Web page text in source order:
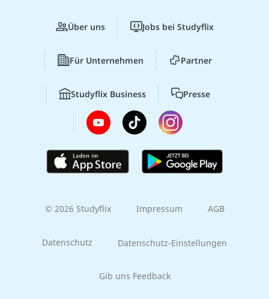
Über uns Jobs bei Studyflix
Für Unternehmen Partner
Studyflix Business Presse
© 2026 Studyflix Impressum AGB
Datenschutz Datenschutz-Einstellungen
Gib uns Feedback